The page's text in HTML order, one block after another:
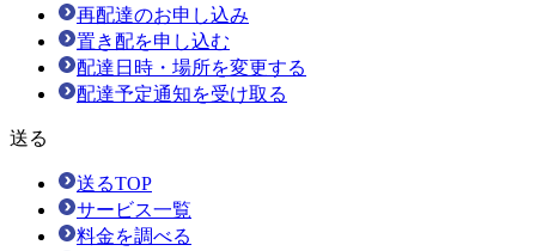
再配達のお申し込み
置き配を申し込む
配達日時・場所を変更する
配達予定通知を受け取る
送る
送るTOP
サービス一覧
料金を調べる